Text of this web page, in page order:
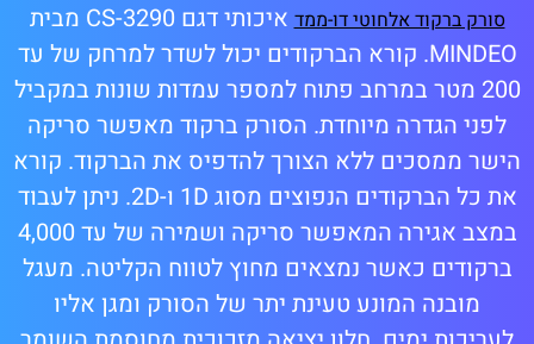
סורק ברקוד אלחוטי דו-ממד
איכותי דגם CS-3290 מבית
MINDEO. קורא הברקודים יכול לשדר למרחק של עד
200 מטר במרחב פתוח למספר עמדות שונות במקביל
לפני הגדרה מיוחדת. הסורק ברקוד מאפשר סריקה
הישר ממסכים ללא הצורך להדפיס את הברקוד. קורא
את כל הברקודים הנפוצים מסוג 1D ו-2D. ניתן לעבוד
במצב אגירה המאפשר סריקה ושמירה של עד 4,000
ברקודים כאשר נמצאים מחוץ לטווח הקליטה. מעגל
מובנה המונע טעינת יתר של הסורק ומגן אליו